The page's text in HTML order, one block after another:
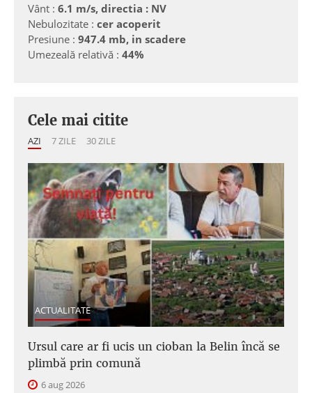
Vânt : 6.1 m/s, directia : NV
Nebulozitate : cer acoperit
Presiune : 947.4 mb, in scadere
Umezeală relativă : 44%
Cele mai citite
AZI 7 ZILE 30 ZILE
ACTUALITATE
Ursul care ar fi ucis un cioban la Belin încă se
plimbă prin comună
6 aug 2026